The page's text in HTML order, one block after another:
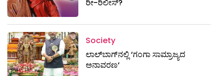
ರೀ-ರಿಲೀಸ್?
Society
ಲಾಲ್‌ಬಾಗ್‌ನಲ್ಲಿ ‘ಗಂಗಾ ಸಾಮ್ರಾಜ್ಯದ
ಅನಾವರಣ’